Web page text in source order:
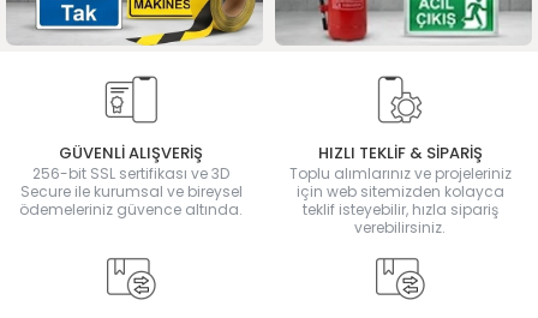
GÜVENLİ ALIŞVERİŞ
256-bit SSL sertifikası ve 3D
Secure ile kurumsal ve bireysel
ödemeleriniz güvence altında.
HIZLI TEKLİF & SİPARİŞ
Toplu alımlarınız ve projeleriniz
için web sitemizden kolayca
teklif isteyebilir, hızla sipariş
verebilirsiniz.